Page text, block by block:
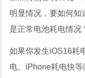
明显情况，要如何知
是正常电池耗电情况
如果你发生iOS16耗
电、iPhone耗电快